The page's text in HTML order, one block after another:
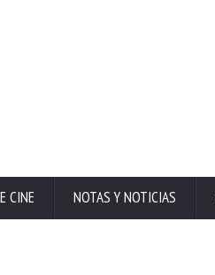
CINE NOTAS Y NOTICIAS